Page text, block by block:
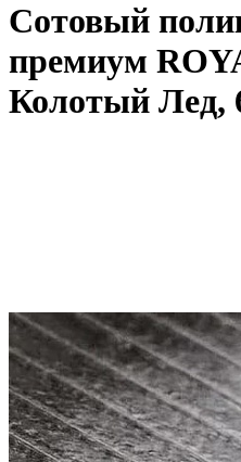
Сотовый
премиум
Колотый Лед,